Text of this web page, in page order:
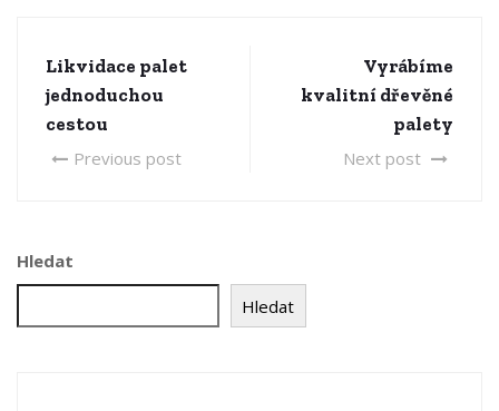
Likvidace palet
jednoduchou
cestou
Previous post
Vyrábíme
kvalitní dřevěné
palety
Next post
Hledat
Hledat